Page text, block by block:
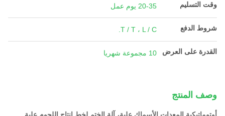
وقت التسليم 20-35 يوم عمل
شروط الدفع T / T ، L / C.
القدرة على العرض 10 مجموعة شهريا
وصف المنتج